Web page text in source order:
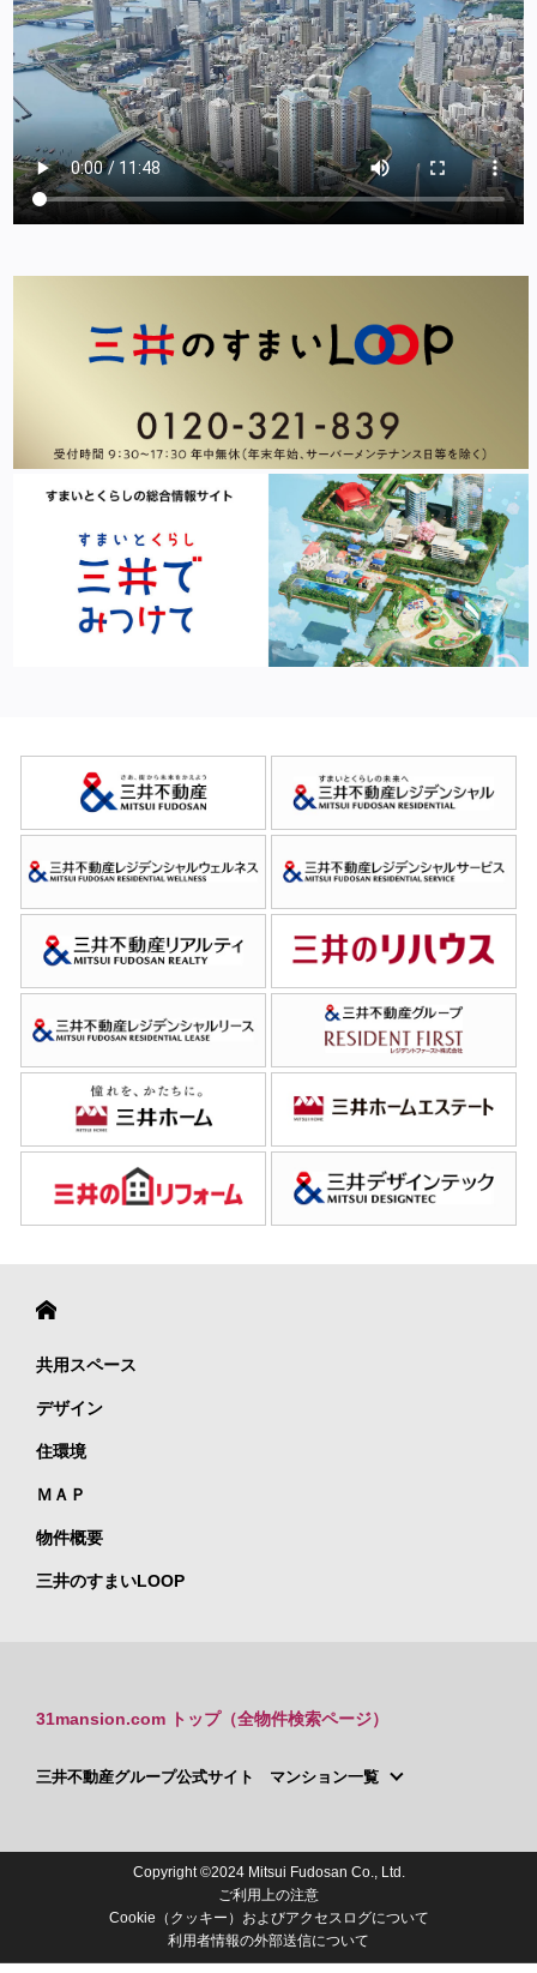
共用スペース
デザイン
住環境
ＭＡＰ
物件概要
三井のすまいLOOP
31mansion.com トップ（全物件検索ページ）
三井不動産グループ公式サイト マンション一覧
Copyright ©2024 Mitsui Fudosan Co., Ltd.
ご利用上の注意
Cookie（クッキー）およびアクセスログについて
利用者情報の外部送信について